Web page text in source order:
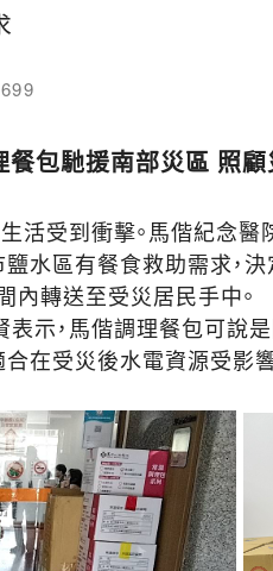
餐包馳援南部災區 照
受到衝擊。馬偕紀念醫
水區有餐食救助需求，
內轉送至受災居民手中。
示，馬偕調理餐包可說
合在受災後水電資源受影